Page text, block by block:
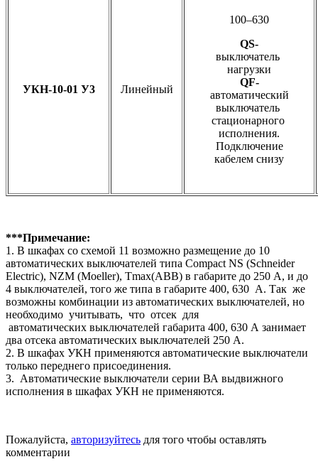
УКН-10-01 У3 Линейный
100–630
QS-
выключатель
нагрузки
QF-
автоматический
выключатель
стационарного
исполнения.
Подключение
кабелем снизу
***Примечание:
1. В шкафах со схемой 11 возможно размещение до 10
автоматических выключателей типа Compact NS (Schneider
Electric), NZM (Moeller), Tmax(ABB) в габарите до 250 А, и до
4 выключателей, того же типа в габарите 400, 630 А. Так же
возможны комбинации из автоматических выключателей, но
необходимо учитывать, что отсек для
автоматических выключателей габарита 400, 630 А занимает
два отсека автоматических выключателей 250 А.
2. В шкафах УКН применяются автоматические выключатели
только переднего присоединения.
3. Автоматические выключатели серии ВА выдвижного
исполнения в шкафах УКН не применяются.
Пожалуйста, авторизуйтесь для того чтобы оставлять
комментарии